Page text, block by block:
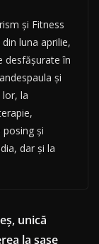
și Fitness
luna aprilie,
desfășurate în
și
lor, la
și
dar și la
unică
la şase